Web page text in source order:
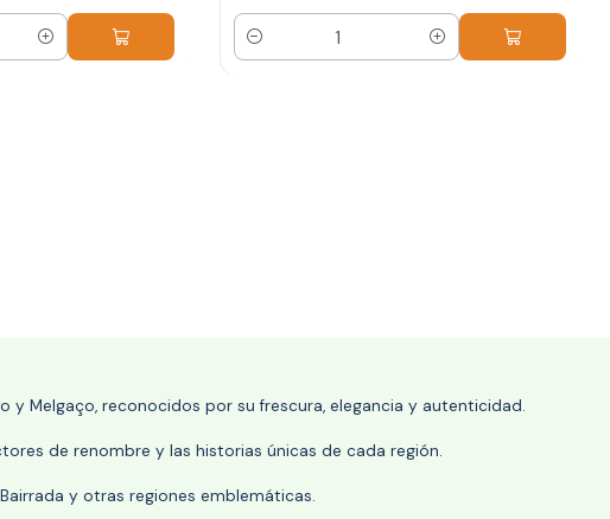
Cantidad
y Melgaço, reconocidos por su frescura, elegancia y autenticidad.
de renombre y las historias únicas de cada región.
y otras regiones emblemáticas.